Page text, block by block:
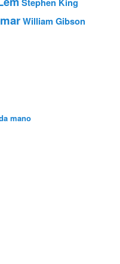
Stephen King
William Gibson
mano